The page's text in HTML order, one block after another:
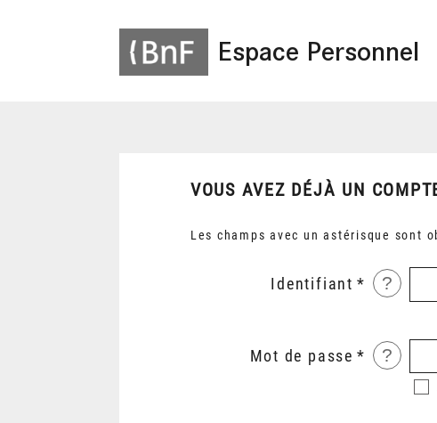
Espace Personnel
VOUS AVEZ DÉJÀ UN
Les champs avec un astérisque sont
Identifiant ?
Mot de passe ?